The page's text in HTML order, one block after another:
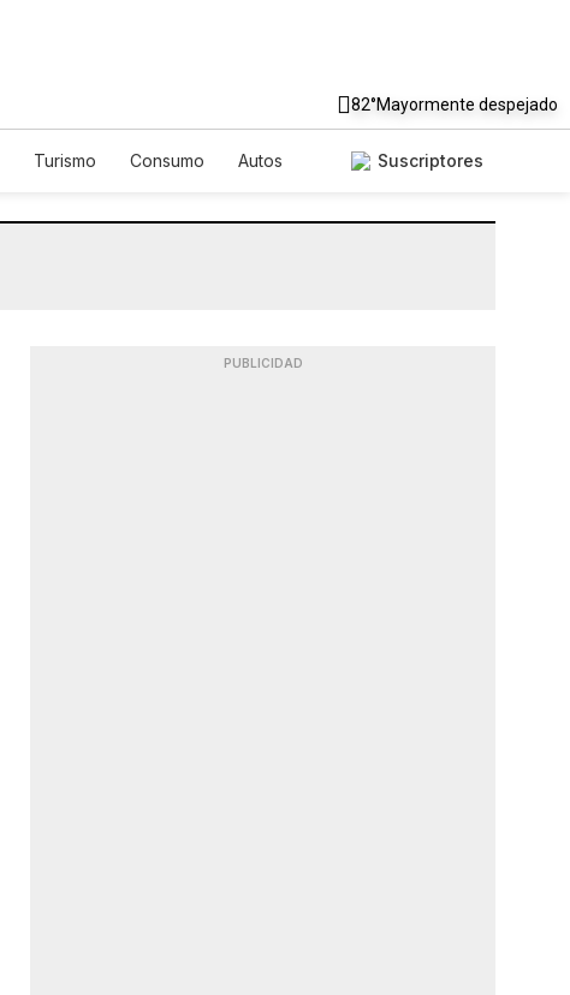
82°Mayormente despejado
Turismo Consumo
Autos
Suscriptores
PUBLICIDAD